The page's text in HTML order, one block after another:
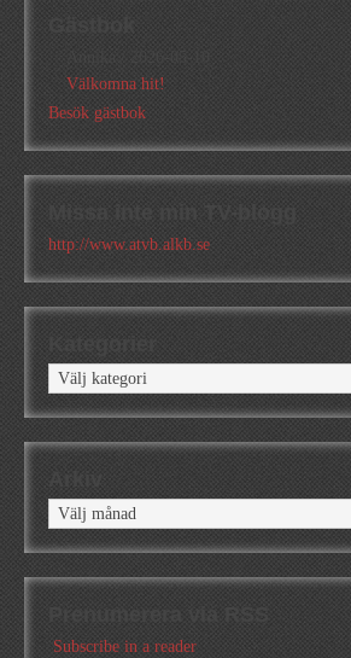
Välkomna hit!
Besök gästbok
Missa inte min TV-blogg
http://www.atvb.alkb.se
Kategorier
Kategorier
Arkiv
Subscribe in a reader